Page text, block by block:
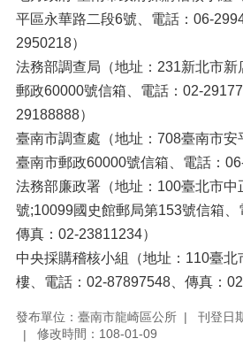
平區永華路二段6號、電話：06-
2950218）
法務部調查局（地址：231新北市新
郵政60000號信箱、電話：02-
29188888）
臺南市調查處（地址：708臺南市安
臺南市郵政60000號信箱、電話：
法務部廉政署（地址：100臺北市中
號;10099國史館郵局第153號信箱、
傳真：02-23811234）
中央採購稽核小組（地址：110臺
樓、電話：02-87897548、傳真：
發布單位：臺南市龍崎區公所
刊登日
修改時間：108-01-09